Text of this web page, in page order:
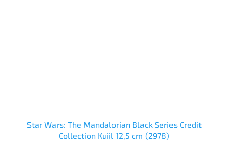
Star Wars: The Mandalorian Black Series Credit
Collection Kuiil 12,5 cm (2978)